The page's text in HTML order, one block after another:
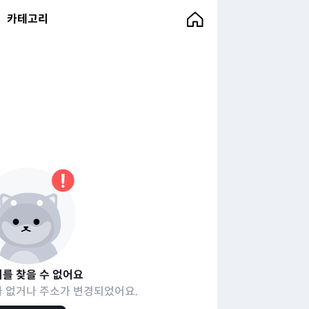
카테고리
찾을 수 없어요
없거나 주소가 변경되었어요.